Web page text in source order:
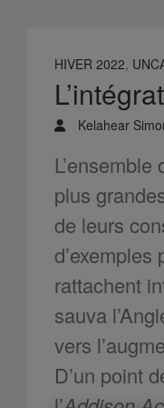
HIVER 2022,
Kelahear
plus
de leurs
rattachent
sauva
vers
D’un point